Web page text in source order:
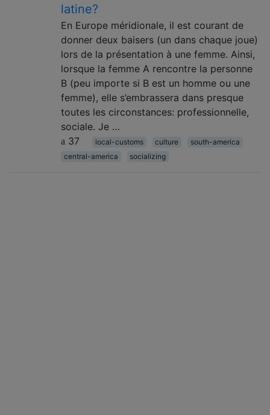
latine?
En Europe méridionale, il est courant de
donner deux baisers (un dans chaque joue)
lors de la présentation à une femme. Ainsi,
lorsque la femme A rencontre la personne
B (peu importe si B est un homme ou une
femme), elle s’embrassera dans presque
toutes les circonstances: professionnelle,
sociale. Je …
37
local-customs culture
south-america
central-america
socializing